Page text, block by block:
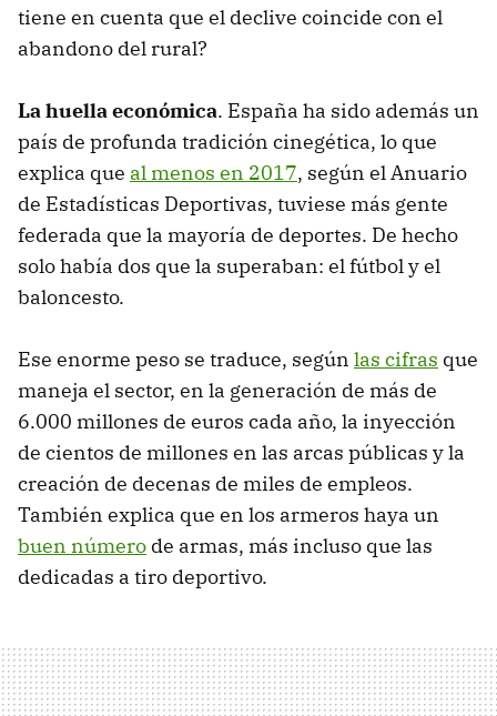
tiene en cuenta que el declive coincide con el
abandono del rural?
La huella económica. España ha sido además un
país de profunda tradición cinegética, lo que
explica que al menos en 2017, según el Anuario
de Estadísticas Deportivas, tuviese más gente
federada que la mayoría de deportes. De hecho
solo había dos que la superaban: el fútbol y el
baloncesto.
Ese enorme peso se traduce, según las cifras que
maneja el sector, en la generación de más de
6.000 millones de euros cada año, la inyección
de cientos de millones en las arcas públicas y la
creación de decenas de miles de empleos.
También explica que en los armeros haya un
buen número de armas, más incluso que las
dedicadas a tiro deportivo.